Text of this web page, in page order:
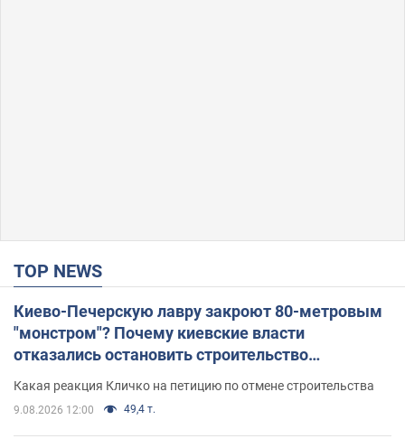
TOP NEWS
Киево-Печерскую лавру закроют 80-метровым
"монстром"? Почему киевские власти
отказались остановить строительство
небоскреба "московского верующего"
Какая реакция Кличко на петицию по отмене строительства
9.08.2026 12:00 49,4 т.